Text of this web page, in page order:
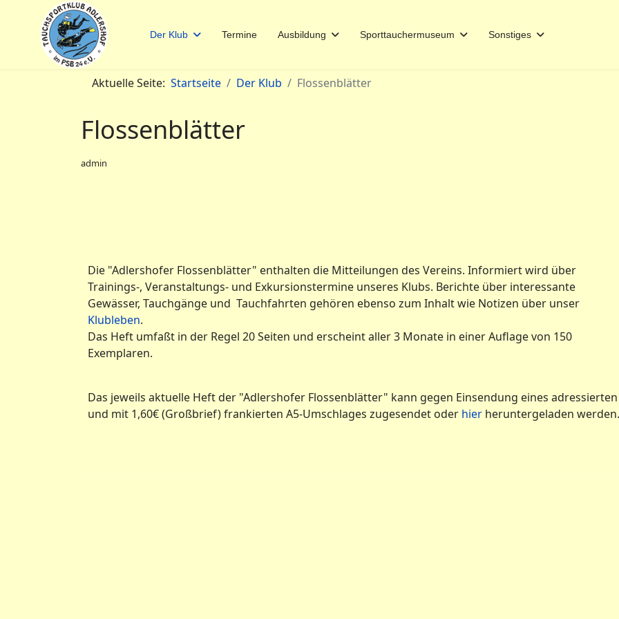
Der Klub Termine Ausbildung Sporttauchermuseum Sonstiges
Aktuelle Seite: Startseite Der Klub Flossenblätter
Flossenblätter
admin
Die "Adlershofer Flossenblätter" enthalten die Mitteilungen des Vereins. Informiert wird über
Trainings-, Veranstaltungs- und Exkursionstermine unseres Klubs. Berichte über interessante
Gewässer, Tauchgänge und Tauchfahrten gehören ebenso zum Inhalt wie Notizen über unser
Klubleben.
Das Heft umfaßt in der Regel 20 Seiten und erscheint aller 3 Monate in einer Auflage von 150
Exemplaren.
Das jeweils aktuelle Heft der "Adlershofer Flossenblätter" kann gegen Einsendung eines adressierten
und mit 1,60€ (Großbrief) frankierten A5-Umschlages zugesendet oder hier heruntergeladen werden.